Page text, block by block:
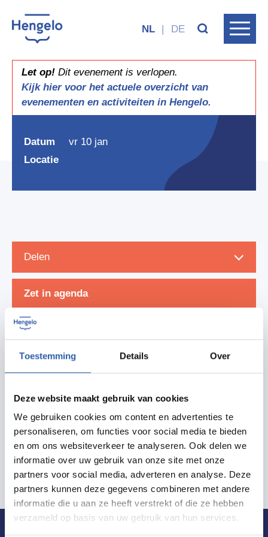
Toestemming Details Over
Deze website maakt gebruik van cookies
We gebruiken cookies om content en advertenties te
personaliseren, om functies voor social media te bieden
en om ons websiteverkeer te analyseren. Ook delen we
informatie over uw gebruik van onze site met onze
partners voor social media, adverteren en analyse. Deze
partners kunnen deze gegevens combineren met andere
informatie die u aan ze heeft verstrekt of die ze hebben
verzameld op basis van uw gebruik van hun services.
NL | DE
Let op! Dit evenement is verlopen.
Kijk hier voor het actuele overzicht van
evenementen en activiteiten in Hengelo.
Speurneuzen bijeenkomst
Datum
vr 10 jan
Locatie
Delen
Zet in agenda
Routebeschrijving
Meer informatie